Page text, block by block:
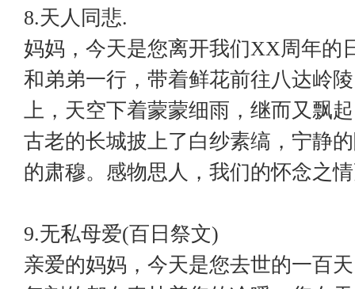
8.天人同悲.
妈妈，今天是您离开我们XX周年的
和弟弟一行，带着鲜花前往八达岭
上，天空下着蒙蒙细雨，继而又飘
古老的长城披上了白纱素缟，宁静
的肃穆。感物思人，我们的怀念之
9.无私母爱(百日祭文)
亲爱的妈妈，今天是您去世的一百